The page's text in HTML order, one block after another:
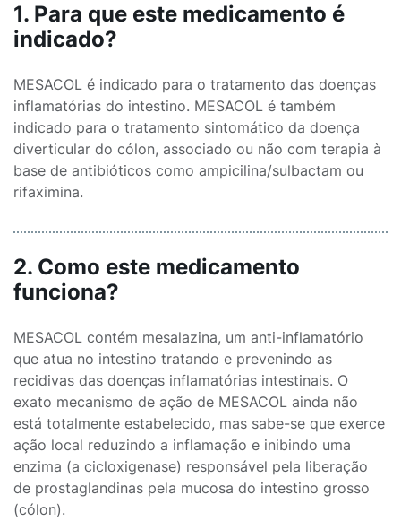
1. Para que este medicamento é
indicado?
MESACOL é indicado para o tratamento das doenças
inflamatórias do intestino. MESACOL é também
indicado para o tratamento sintomático da doença
diverticular do cólon, associado ou não com terapia à
base de antibióticos como ampicilina/sulbactam ou
rifaximina.
2. Como este medicamento
funciona?
MESACOL contém mesalazina, um anti-inflamatório
que atua no intestino tratando e prevenindo as
recidivas das doenças inflamatórias intestinais. O
exato mecanismo de ação de MESACOL ainda não
está totalmente estabelecido, mas sabe-se que exerce
ação local reduzindo a inflamação e inibindo uma
enzima (a cicloxigenase) responsável pela liberação
de prostaglandinas pela mucosa do intestino grosso
(cólon).